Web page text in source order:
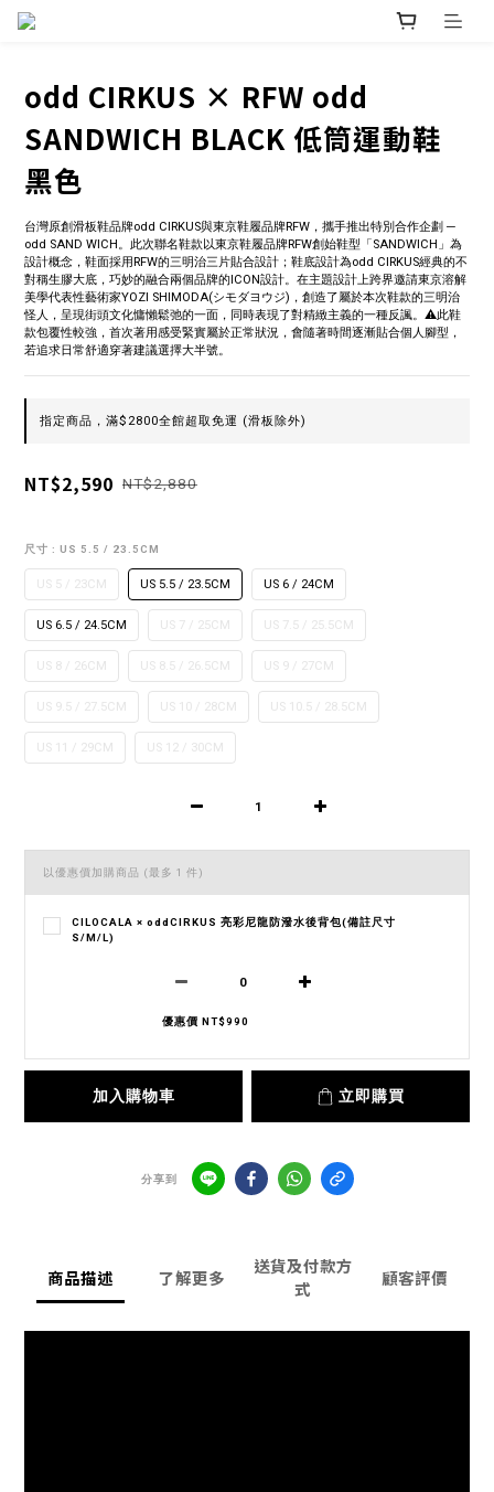
odd CIRKUS × RFW odd
SANDWICH BLACK 低筒運動鞋
黑色
台灣原創滑板鞋品牌odd CIRKUS與東京鞋履品牌RFW，攜手推出特別合作企劃 ─
odd SAND WICH。此次聯名鞋款以東京鞋履品牌RFW創始鞋型「SANDWICH」為
設計概念，鞋面採用RFW的三明治三片貼合設計；鞋底設計為odd CIRKUS經典的不
對稱生膠大底，巧妙的融合兩個品牌的ICON設計。在主題設計上跨界邀請東京溶解
美學代表性藝術家YOZI SHIMODA(シモダヨウジ)，創造了屬於本次鞋款的三明治
怪人，呈現街頭文化慵懶鬆弛的一面，同時表現了對精緻主義的一種反諷。⚠️此鞋
款包覆性較強，首次著用感受緊實屬於正常狀況，會隨著時間逐漸貼合個人腳型，
若追求日常舒適穿著建議選擇大半號。
指定商品，滿$2800全館超取免運 (滑板除外)
NT$2,590 NT$2,880
尺寸 : US 5.5 / 23.5CM
US 5 / 23CM US 5.5 / 23.5CM US 6 / 24CM
US 6.5 / 24.5CM US 7 / 25CM US 7.5 / 25.5CM
US 8 / 26CM US 8.5 / 26.5CM US 9 / 27CM
US 9.5 / 27.5CM US 10 / 28CM US 10.5 / 28.5CM
US 11 / 29CM US 12 / 30CM
以優惠價加購商品 (最多 1 件)
CILOCALA × oddCIRKUS 亮彩尼龍防潑水後背包(備註尺寸
S/M/L)
優惠價 NT$990
加入購物車 立即購買
分享到
商品描述 了解更多
送貨及付款方
式
顧客評價